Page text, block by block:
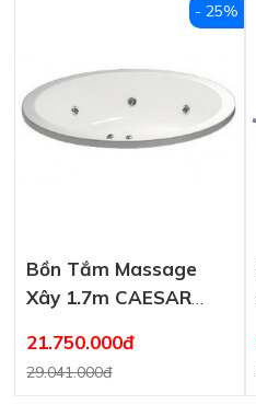
Bồn Tắm Massage
Xây 1.7m CAESAR
21.750.000đ
29.041.000đ
- 25%